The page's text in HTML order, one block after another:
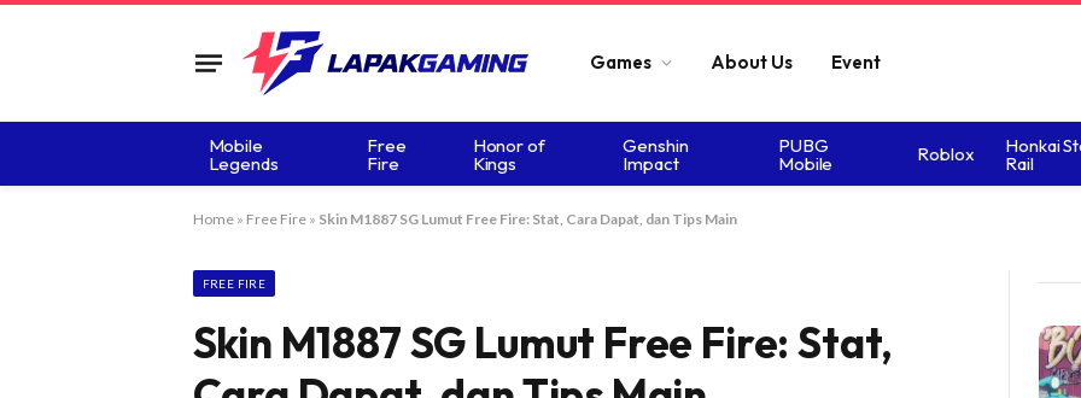
Games About Us Event
Mobile
Legends
Free
Fire
Honor of
Kings
Genshin
Impact
PUBG
Mobile Roblox Honkai
Rail
Home» Free Fire» Skin M1887 SG Lumut Free Fire: Stat, Cara Dapat, dan Tips Main
FREE FIRE
Skin M1887 SG Lumut Free Fire: Stat,